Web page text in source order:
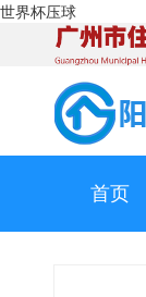
世界杯压球
首页